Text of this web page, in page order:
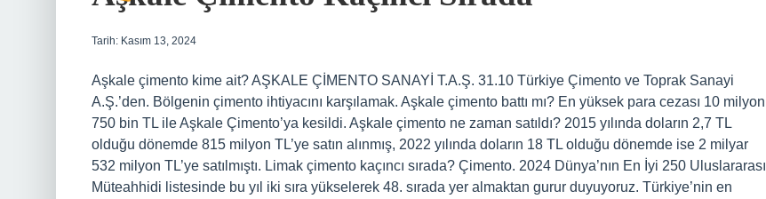
Tarih: Kasım 13, 2024
Aşkale çimento kime ait? AŞKALE ÇİMENTO SANAYİ T.A.Ş. 31.10 Türkiye Çimento ve Toprak Sanayi
A.Ş.’den. Bölgenin çimento ihtiyacını karşılamak. Aşkale çimento battı mı? En yüksek para cezası 10 milyon
750 bin TL ile Aşkale Çimento’ya kesildi. Aşkale çimento ne zaman satıldı? 2015 yılında doların 2,7 TL
olduğu dönemde 815 milyon TL’ye satın alınmış, 2022 yılında doların 18 TL olduğu dönemde ise 2 milyar
532 milyon TL’ye satılmıştı. Limak çimento kaçıncı sırada? Çimento. 2024 Dünya’nın En İyi 250 Uluslararası
Müteahhidi listesinde bu yıl iki sıra yükselerek 48. sırada yer almaktan gurur duyuyoruz. Türkiye’nin en